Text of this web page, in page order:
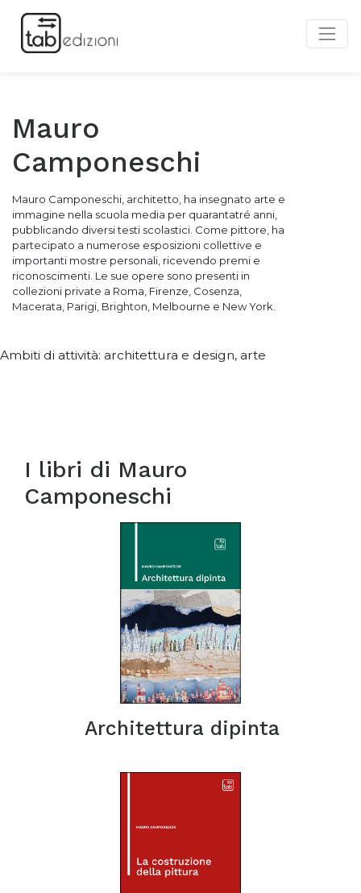
Mauro
Camponeschi
Mauro Camponeschi, architetto, ha insegnato arte e
immagine nella scuola media per quarantatré anni,
pubblicando diversi testi scolastici. Come pittore, ha
partecipato a numerose esposizioni collettive e
importanti mostre personali, ricevendo premi e
riconoscimenti. Le sue opere sono presenti in
collezioni private a Roma, Firenze, Cosenza,
Macerata, Parigi, Brighton, Melbourne e New York.
Ambiti di attività: architettura e design, arte
I libri di Mauro
Camponeschi
Architettura dipinta